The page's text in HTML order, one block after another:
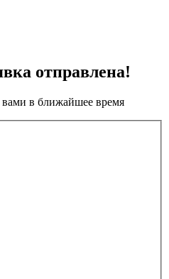
отправлена!
в ближайшее время